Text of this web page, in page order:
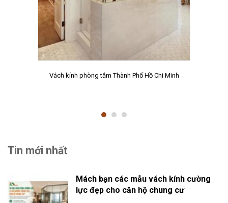
Vách kính phòng tắm Thành Phố Hồ Chi Minh
Tin mới nhất
Mách bạn các mẫu vách kính cường
lực đẹp cho căn hộ chung cư